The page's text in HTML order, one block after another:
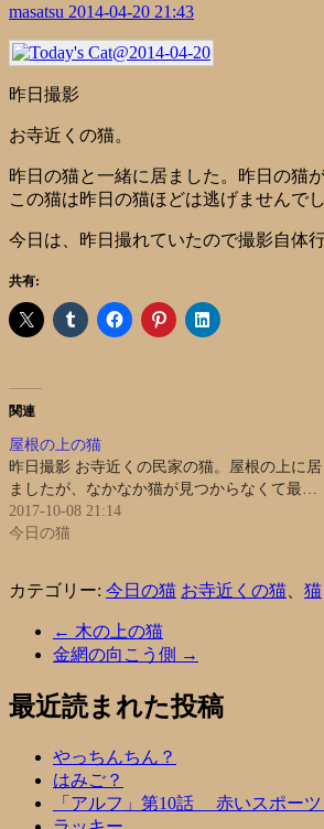
masatsu 2014-04-20 21:43
昨日撮影
お寺近くの猫。
昨日の猫と一緒に居ました。昨日の猫
この猫は昨日の猫ほどは逃げませんでし
今日は、昨日撮れていたので撮影自体
共有:
関連
屋根の上の猫
昨日撮影 お寺近くの民家の猫。屋根の上に
ましたが、なかなか猫が見つからなくて最…
2017-10-08 21:14
今日の猫
カテゴリー: 今日の猫 お寺近くの猫 猫
← 木の上の猫
金網の向こう側 →
最近読まれた投稿
やっちんちん？
はみご？
「アルフ」第10話 赤いスポーツ